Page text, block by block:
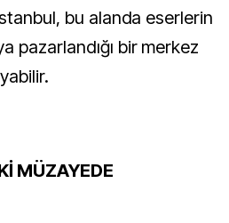
bu alanda eserlerin
pazarlandığı bir merkez
MÜZAYEDE